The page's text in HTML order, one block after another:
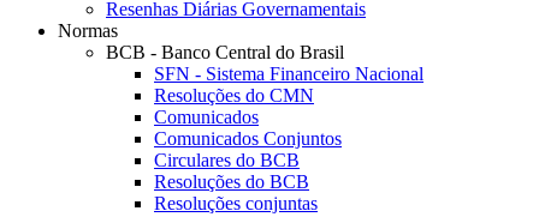
Resenhas Diárias Governamentais
Normas
BCB - Banco Central do Brasil
SFN - Sistema Financeiro Nacional
Resoluções do CMN
Comunicados
Comunicados Conjuntos
Circulares do BCB
Resoluções do BCB
Resoluções conjuntas